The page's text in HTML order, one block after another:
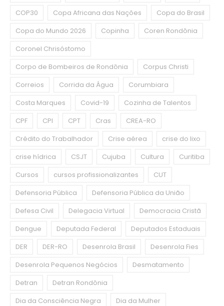
COP30
Copa Africana das Nações
Copa do Brasil
Copa do Mundo 2026
Copinha
Coren Rondônia
Coronel Chrisóstomo
Corpo de Bombeiros de Rondônia
Corpus Christi
Correios
Corrida da Água
Corumbiara
Costa Marques
Covid-19
Cozinha de Talentos
CPF
CPI CPT Cras
CREA-RO
Crédito do Trabalhador
Crise aérea
crise do lixo
crise hídrica
CSJT Cujuba Cultura
Curitiba
Cursos
cursos profissionalizantes
CUT
Defensoria Pública
Defensoria Pública da União
Defesa Civil
Delegacia Virtual
Democracia Cristã
Dengue
Deputada Federal
Deputados Estaduais
DER
DER-RO Desenrola Brasil
Desenrola Fies
Desenrola Pequenos Negócios
Desmatamento
Detran
Detran Rondônia
Dia da Consciência Negra
Dia da Mulher